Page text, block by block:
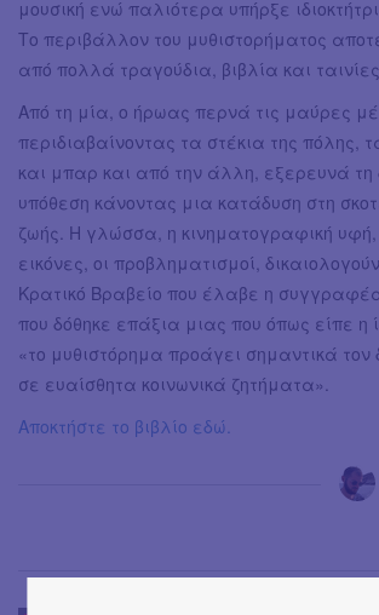
μουσική ενώ παλιότερα υπήρξε
Το περιβάλλον του μυθιστορήματος
από πολλά τραγούδια, βιβλία και ταινίες.
Από τη μία, ο ήρωας περνά τις μαύρες
περιδιαβαίνοντας τα στέκια της πόλης,
και μπαρ και από την άλλη, εξερευνά τη
υπόθεση κάνοντας μια κατάδυση στη
ζωής. Η γλώσσα, η κινηματογραφική υφή,
εικόνες, οι προβληματισμοί, δικαιολογούν
Κρατικό Βραβείο που έλαβε η
που δόθηκε επάξια μιας που όπως είπε η
«το μυθιστόρημα προάγει σημαντικά
σε ευαίσθητα κοινωνικά ζητήματα».
Αποκτήστε το βιβλίο εδώ.